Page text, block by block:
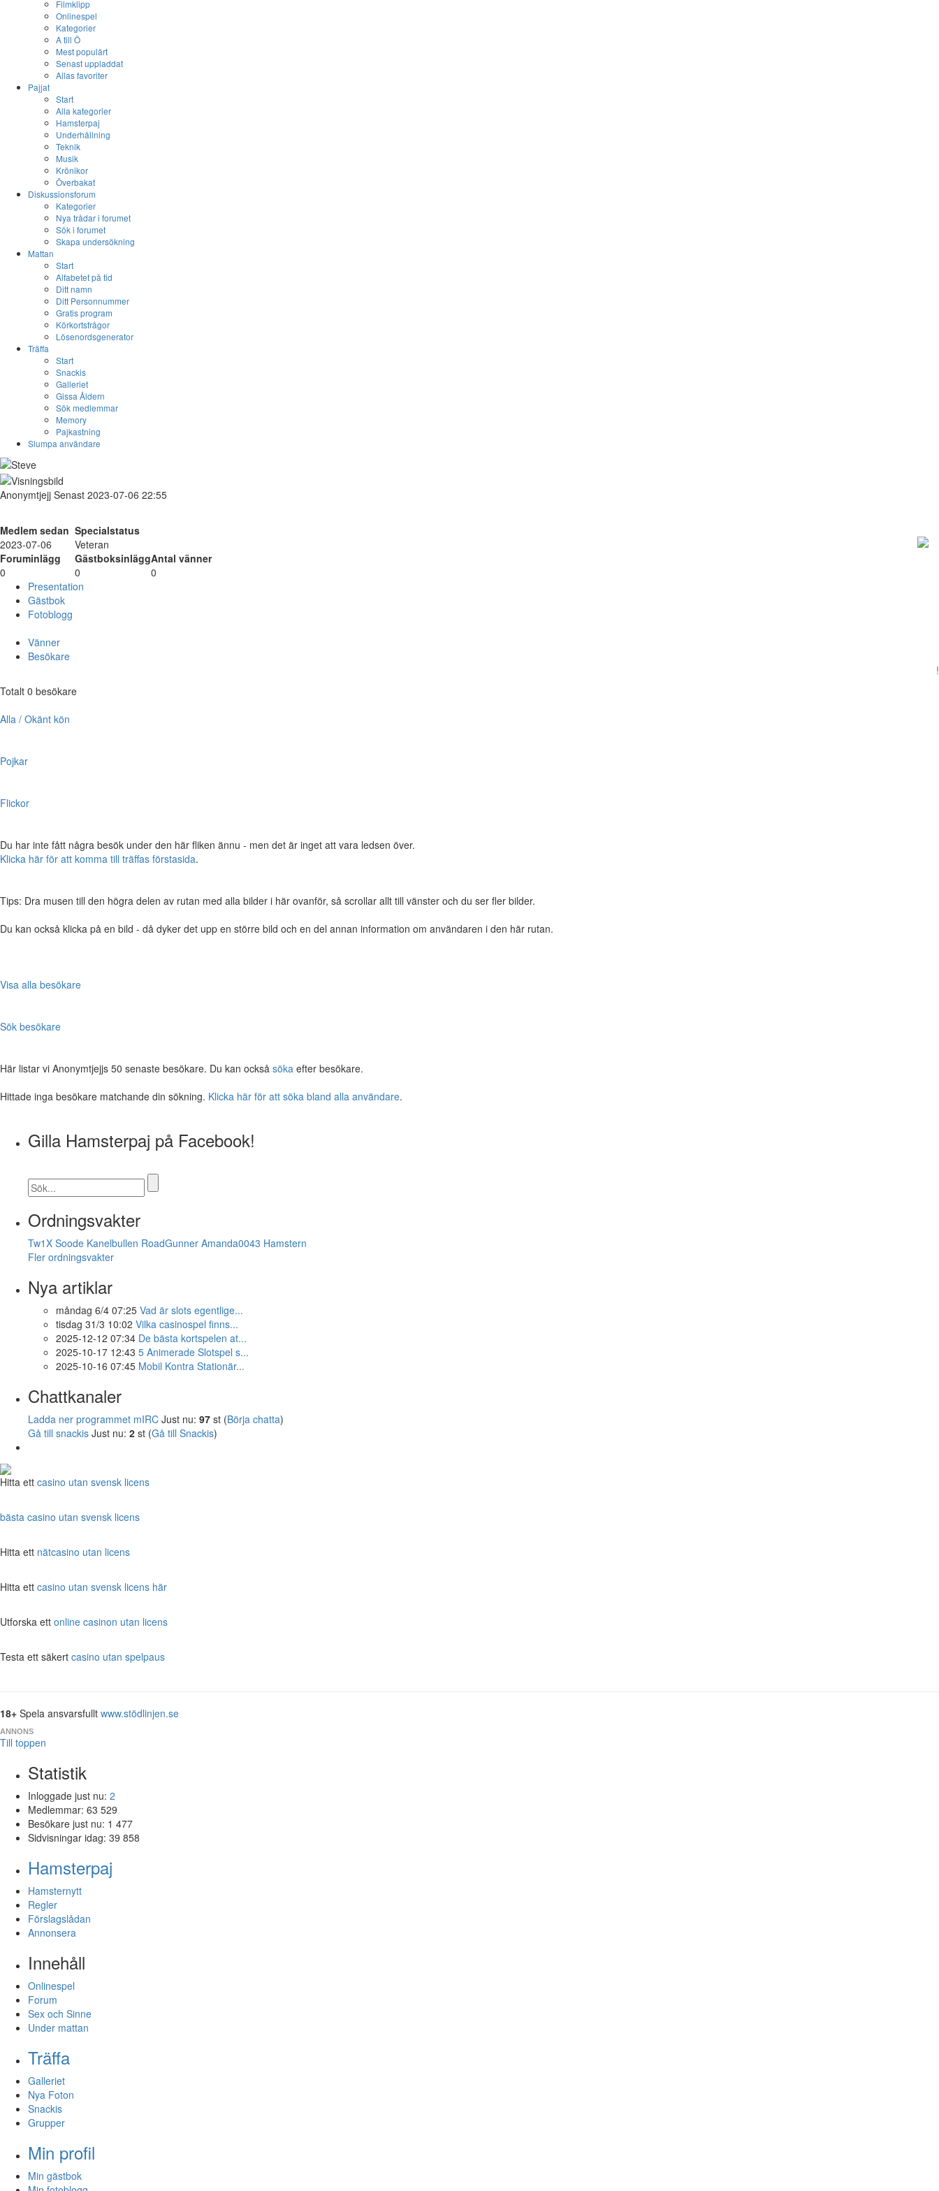
Filmklipp
Onlinespel
Kategorier
A till Ö
Mest populärt
Senast uppladdat
Allas favoriter
Pajjat
Start
Alla kategorier
Hamsterpaj
Underhållning
Teknik
Musik
Krönikor
Överbakat
Diskussionsforum
Kategorier
Nya trådar i forumet
Sök i forumet
Skapa undersökning
Mattan
Start
Alfabetet på tid
Ditt namn
Ditt Personnummer
Gratis program
Körkortsfrågor
Lösenordsgenerator
Träffa
Start
Snackis
Galleriet
Gissa Åldern
Sök medlemmar
Memory
Pajkastning
Slumpa användare
Anonymtjejj Senast 2023-07-06 22:55
Medlem sedan Specialstatus
2023-07-06
Veteran
Foruminlägg
GästboksinläggAntal vänner
0
0
0
Presentation
Gästbok
Fotoblogg
Vänner
Besökare
!
Totalt 0 besökare
Alla / Okänt kön
Pojkar
Flickor
Du har inte fått några besök under den här fliken ännu - men det är inget att vara ledsen över.
Klicka här för att komma till träffas förstasida.
Tips: Dra musen till den högra delen av rutan med alla bilder i här ovanför, så scrollar allt till vänster och du ser fler bilder.
Du kan också klicka på en bild - då dyker det upp en större bild och en del annan information om användaren i den här rutan.
Visa alla besökare
Sök besökare
Här listar vi Anonymtjejjs 50 senaste besökare. Du kan också söka efter besökare.
Hittade inga besökare matchande din sökning. Klicka här för att söka bland alla användare.
Gilla Hamsterpaj på Facebook!
Ordningsvakter
Tw1X Soode Kanelbullen RoadGunner Amanda0043 Hamstern
Fler ordningsvakter
Nya artiklar
måndag 6/4 07:25 Vad är slots egentlige...
tisdag 31/3 10:02 Vilka casinospel finns...
2025-12-12 07:34 De bästa kortspelen at...
2025-10-17 12:43 5 Animerade Slotspel s...
2025-10-16 07:45 Mobil Kontra Stationär...
Chattkanaler
Ladda ner programmet mIRC Just nu: 97 st (Börja chatta)
Gå till snackis Just nu: 2 st (Gå till Snackis)
Hitta ett casino utan svensk licens
bästa casino utan svensk licens
Hitta ett nätcasino utan licens
Hitta ett casino utan svensk licens här
Utforska ett online casinon utan licens
Testa ett säkert casino utan spelpaus
18+ Spela ansvarsfullt www.stödlinjen.se
ANNONS
Till toppen
Statistik
Inloggade just nu: 2
Medlemmar: 63 529
Besökare just nu: 1 477
Sidvisningar idag: 39 858
Hamsterpaj
Hamsternytt
Regler
Förslagslådan
Annonsera
Innehåll
Onlinespel
Forum
Sex och Sinne
Under mattan
Träffa
Galleriet
Nya Foton
Snackis
Grupper
Min profil
Min gästbok